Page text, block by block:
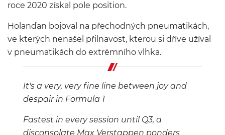
roce 2020 získal pole position.
Holanďan bojoval na přechodných pneumatikách,
ve kterých nenašel přilnavost, kterou si dříve užíval
v pneumatikách do extrémního vlhka.
It's a very, very fine line between joy and
despair in Formula 1
Fastest in every session until Q3, a
disconsolate Max Verstappen ponders